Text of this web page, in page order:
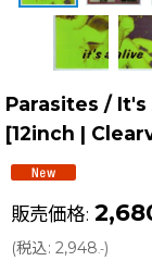
Parasites / It's
[12inch |
販売価格:
(税込: 2,948.-)